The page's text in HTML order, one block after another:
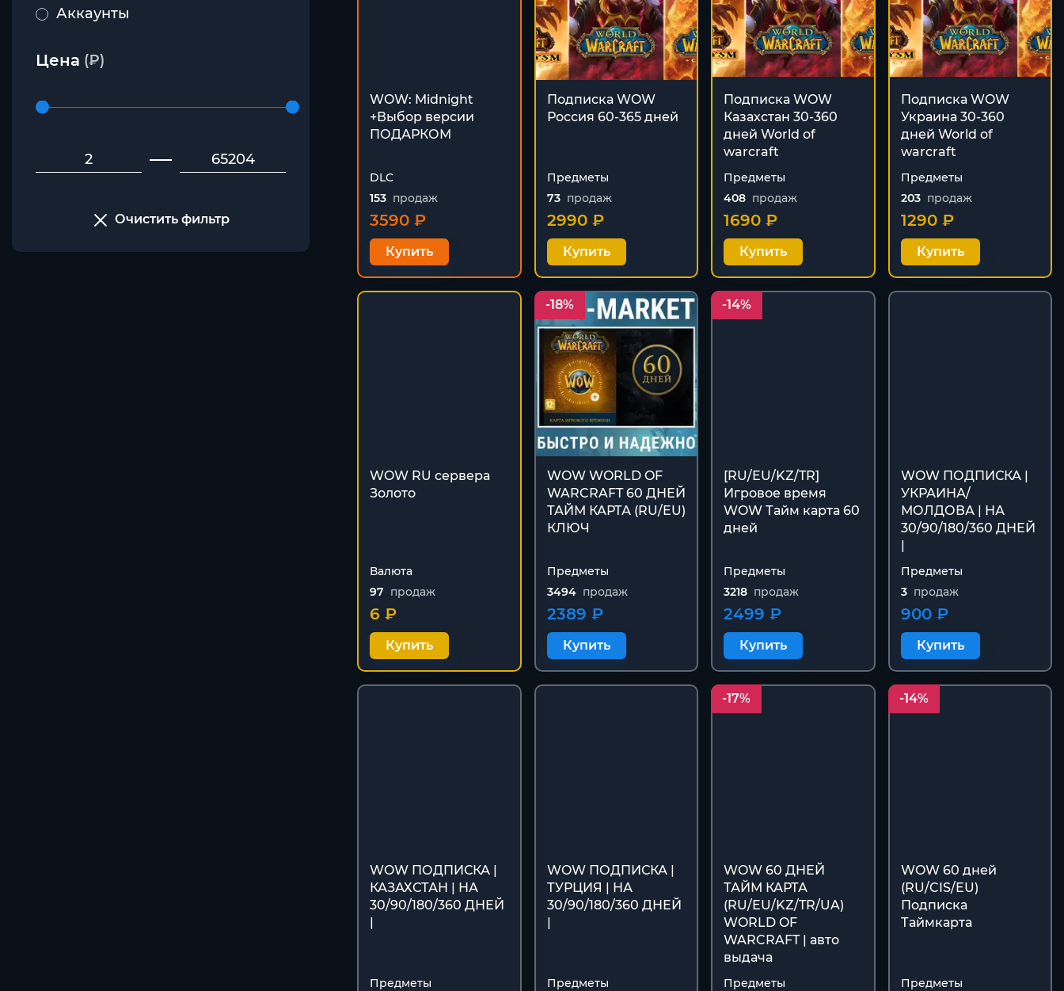
Аккаунты
Трансмогрификация
Домосталь
Цена (₽)
Очистить фильтр
WOW: Midnight
+Выбор версии
ПОДАРКОМ
DLC
153 продаж
3590 ₽
Купить
Подписка WOW
Россия 60-365 дней
Предметы
73 продаж
2990 ₽
Купить
Подписка WOW
Казахстан 30-360
дней World of
warcraft
Предметы
408 продаж
1690 ₽
Купить
Подписка WOW
Украина 30-360
дней World of
warcraft
Предметы
203 продаж
1290 ₽
Купить
WOW RU сервера
Золото
Валюта
97 продаж
6 ₽
Купить
-18%
WOW WORLD OF
WARCRAFT 60 ДНЕЙ
ТАЙМ КАРТА (RU/EU)
КЛЮЧ
Предметы
3494 продаж
2389 ₽
Купить
-14%
[RU/EU/KZ/TR]
Игровое время
WOW Тайм карта 60
дней
Предметы
3218 продаж
2499 ₽
Купить
WOW ПОДПИСКА |
УКРАИНА/
МОЛДОВА | НА
30/90/180/360 ДНЕЙ
|
Предметы
3 продаж
900 ₽
Купить
WOW ПОДПИСКА |
КАЗАХСТАН | НА
30/90/180/360 ДНЕЙ
|
Предметы
WOW ПОДПИСКА |
ТУРЦИЯ | НА
30/90/180/360 ДНЕЙ
|
Предметы
-17%
WOW 60 ДНЕЙ
ТАЙМ КАРТА
(RU/EU/KZ/TR/UA)
WORLD OF
WARCRAFT | авто
выдача
Предметы
-14%
WOW 60 дней
(RU/CIS/EU)
Подписка
Таймкарта
Предметы